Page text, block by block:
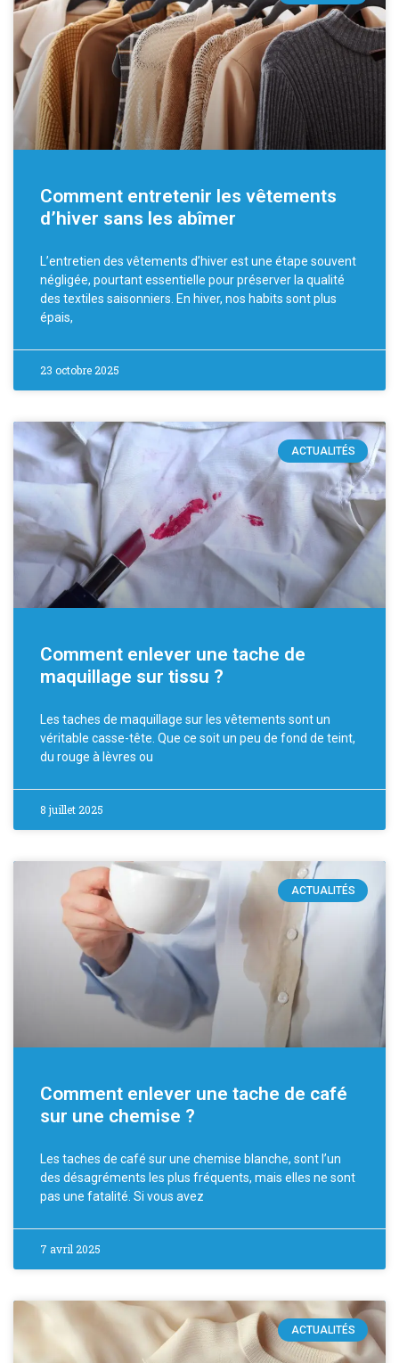
Comment entretenir les vêtements
d’hiver sans les abîmer
L’entretien des vêtements d’hiver est une étape souvent
négligée, pourtant essentielle pour préserver la qualité
des textiles saisonniers. En hiver, nos habits sont plus
épais,
23 octobre 2025
ACTUALITÉS
Comment enlever une tache de
maquillage sur tissu ?
Les taches de maquillage sur les vêtements sont un
véritable casse-tête. Que ce soit un peu de fond de teint,
du rouge à lèvres ou
8 juillet 2025
ACTUALITÉS
Comment enlever une tache de café
sur une chemise ?
Les taches de café sur une chemise blanche, sont l’un
des désagréments les plus fréquents, mais elles ne sont
pas une fatalité. Si vous avez
7 avril 2025
ACTUALITÉS